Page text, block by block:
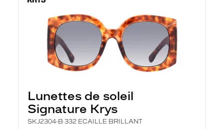
Lunettes de soleil
Signature Krys
SKJ2304-B 332 ECAILLE BRILLANT